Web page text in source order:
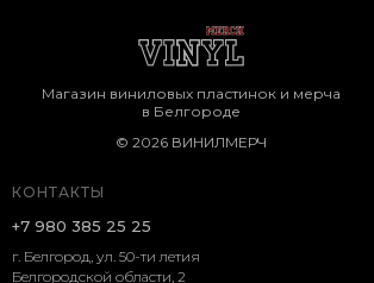
КОНТАКТЫ
г. Белгород, ул. 50-ти летия
Белгородской области, 2
+7 980 385 25 25
Магазин виниловых пластинок и мерча
в Белгороде
© 2026 ВИНИЛМЕРЧ